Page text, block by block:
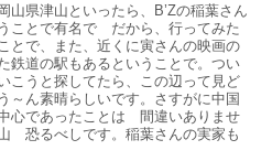
山県津山といったら、B’Zの稲葉さん
ことで有名で だから、行ってみた
とで、また、近くに寅さんの映画の
鉄道の駅もあるということで。つい
こうと探してたら、この辺って見ど
～ん素晴らしいです。さすがに中国
心であったことは 間違いありませ
恐るべしです。稲葉さんの実家も